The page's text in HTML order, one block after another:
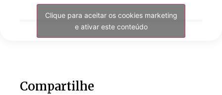
Clique para aceitar os cookies marketing
e ativar este conteúdo
Compartilhe